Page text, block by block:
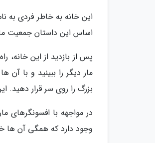
اساس این داستان جمعیت
پس از بازدید از این خانه،
مار دیگر را ببینید و با
بزرگ را روی سر قرار
وجود دارد که همگی آن ها